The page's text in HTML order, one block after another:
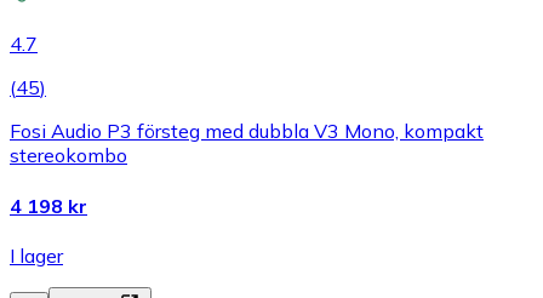
4.7
(45)
Fosi Audio P3 försteg med dubbla V3 Mono, kompakt
stereokombo
4 198 kr
I lager